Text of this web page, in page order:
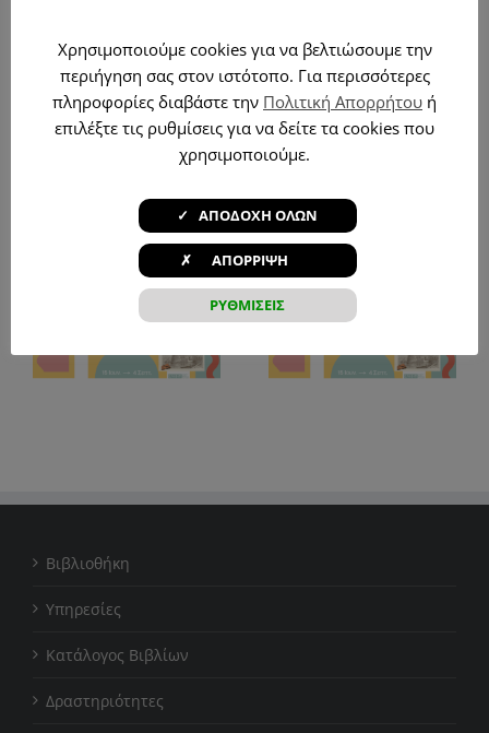
Μοιράσου το!
Facebook Pinterest Email
Σχετικά Άρθρα
«Το βιβλίο-γνώση» –
Καλοκαιρινή
(22/7)
«Δεν είναι ίδια όλα τα
βιβλία! (Παράξενα
Καλοκαιρινή
Εκστρατεία 2026
Βιβλιοθήκη
Υπηρεσίες
Κατάλογος Βιβλίων
Δραστηριότητες
Χρησιμοποιούμε cookies για να βελτιώσουμε την
περιήγηση σας στον ιστότοπο. Για περισσότερες
πληροφορίες διαβάστε την Πολιτική Απορρήτου ή
επιλέξτε τις ρυθμίσεις για να δείτε τα cookies που
χρησιμοποιούμε.
ΡΥΘΜΙΣΕΙΣ
✓ ΑΠΟΔΟΧΗ ΟΛΩΝ
✗ ΑΠΟΡΡΙΨΗ